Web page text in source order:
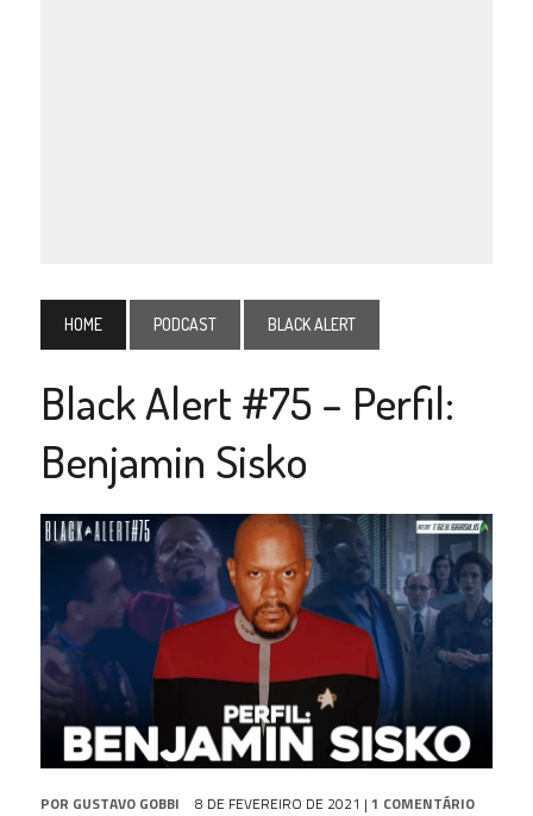
HOME PODCAST BLACK ALERT
Black Alert #75 – Perfil:
Benjamin Sisko
POR GUSTAVO GOBBI 8 DE FEVEREIRO DE 2021 | 1 COMENTÁRIO